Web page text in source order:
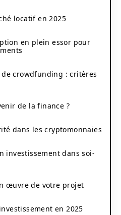
locatif en 2025
en plein essor pour
crowdfunding : critères
de la finance ?
dans les cryptomonnaies
investissement dans soi-
œuvre de votre projet
en 2025